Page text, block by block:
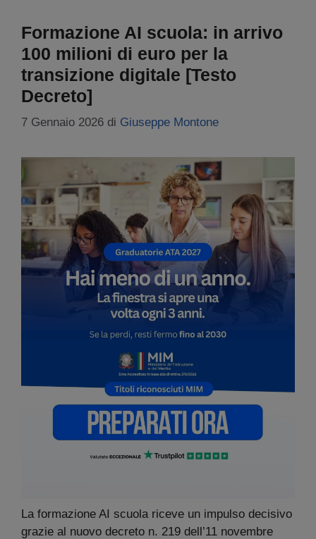
Formazione AI scuola: in arrivo
100 milioni di euro per la
transizione digitale [Testo
Decreto]
7 Gennaio 2026 di Giuseppe Montone
La formazione AI scuola riceve un impulso decisivo
grazie al nuovo decreto n. 219 dell’11 novembre